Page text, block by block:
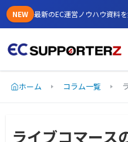
NEW 最新のEC運営ノウハウ資料
ホーム コラム一覧
ライブコマース